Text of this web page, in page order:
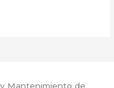
Mantenimiento de